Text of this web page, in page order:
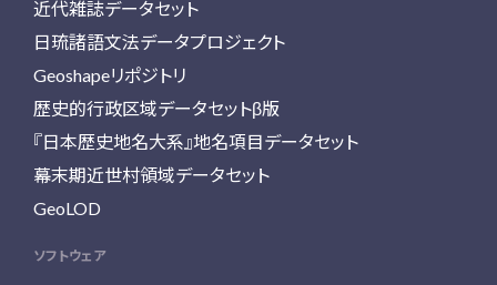
近代雑誌データセット
日琉諸語文法データプロジェクト
Geoshapeリポジトリ
歴史的行政区域データセットβ版
『日本歴史地名大系』地名項目データセット
幕末期近世村領域データセット
GeoLOD
ソフトウェア